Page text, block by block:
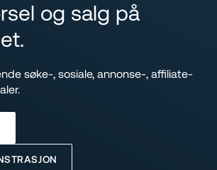
og salg på
søke-, sosiale, annonse-, affiliate-